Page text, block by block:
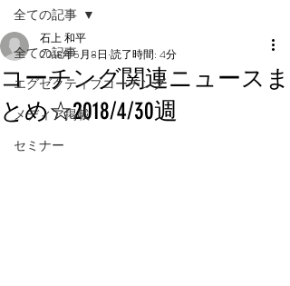
全ての記事
エグゼクティブコーチング
メディア掲載
セミナー
全ての記事
コーチング関連ニュースま
とめ☆2018/4/30週
石上 和平
2018年5月8日 読了時間: 4分